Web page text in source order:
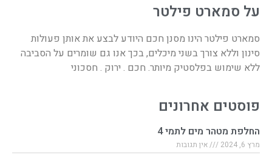
על סמארט פילטר
סמארט פילטר הינו מסנן חכם היודע לבצע את אותן פעולות
סינון וללא צורך בשני מיכלים, בכך אנו גם שומרים על הסביבה
ללא שימוש בפלסטיק מיותר. חכם . ירוק . חסכוני
פוסטים אחרונים
החלפת מטהר מים לתמי 4
מרץ 6, 2024 אין תגובות